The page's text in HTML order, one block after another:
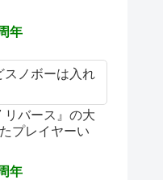
年
スノボーは入れ
リバース』の大
プレイヤーい
年